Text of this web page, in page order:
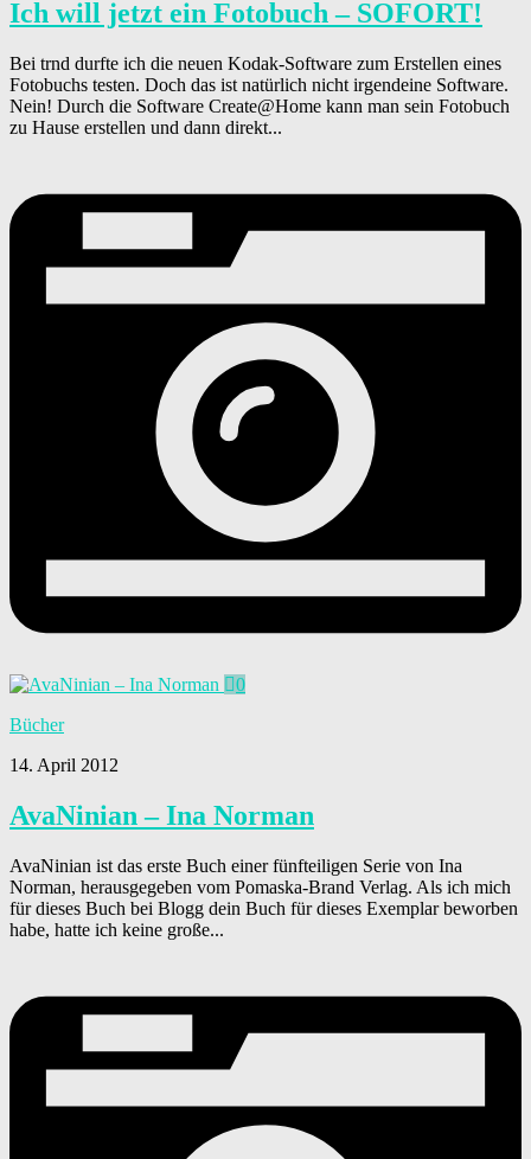
Ich will jetzt ein Fotobuch – SOFORT!
Bei trnd durfte ich die neuen Kodak-Software zum Erstellen eines
Fotobuchs testen. Doch das ist natürlich nicht irgendeine Software.
Nein! Durch die Software Create@Home kann man sein Fotobuch
zu Hause erstellen und dann direkt...
0
Bücher
14. April 2012
AvaNinian – Ina Norman
AvaNinian ist das erste Buch einer fünfteiligen Serie von Ina
Norman, herausgegeben vom Pomaska-Brand Verlag. Als ich mich
für dieses Buch bei Blogg dein Buch für dieses Exemplar beworben
habe, hatte ich keine große...